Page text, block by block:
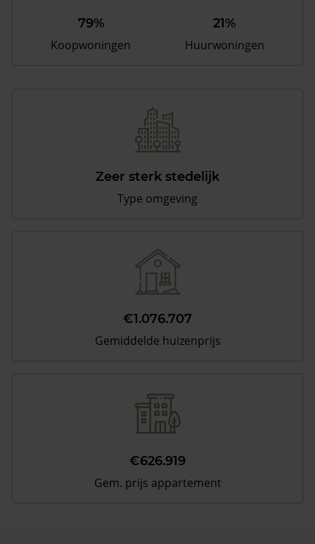
79%
Koopwoningen
21%
Huurwoningen
Zeer sterk stedelijk
Type omgeving
€1.076.707
Gemiddelde huizenprijs
€626.919
Gem. prijs appartement